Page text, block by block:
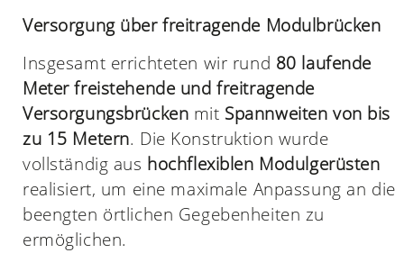
Versorgung über freitragende Modulbrücken
Insgesamt errichteten wir rund 80 laufende
Meter freistehende und freitragende
Versorgungsbrücken mit Spannweiten von bis
zu 15 Metern. Die Konstruktion wurde
vollständig aus hochflexiblen Modulgerüsten
realisiert, um eine maximale Anpassung an die
beengten örtlichen Gegebenheiten zu
ermöglichen.